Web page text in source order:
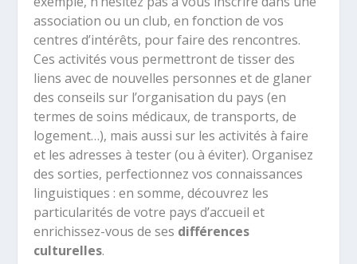
association ou un club, en fonction de vos
centres d’intérêts, pour faire des rencontres.
Ces activités vous permettront de tisser des
liens avec de nouvelles personnes et de glaner
des conseils sur l’organisation du pays (en
termes de soins médicaux, de transports, de
logement…), mais aussi sur les activités à faire
et les adresses à tester (ou à éviter). Organisez
des sorties, perfectionnez vos connaissances
linguistiques : en somme, découvrez les
particularités de votre pays d’accueil et
enrichissez-vous de ses différences
culturelles.